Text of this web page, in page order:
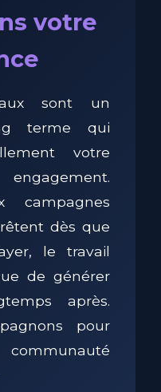
votre
sont un
terme qui
votre
campagnes
dès que
le travail
de générer
après.
pour